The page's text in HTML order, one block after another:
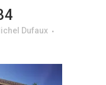
Dufaux